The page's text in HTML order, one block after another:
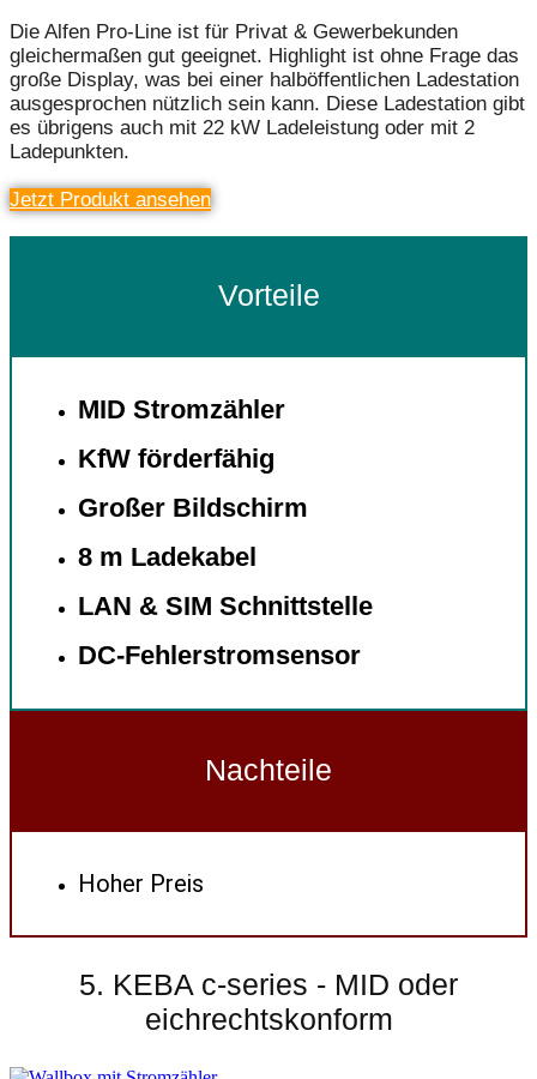
Die Alfen Pro-Line ist für Privat & Gewerbekunden
gleichermaßen gut geeignet. Highlight ist ohne Frage das
große Display, was bei einer halböffentlichen Ladestation
ausgesprochen nützlich sein kann. Diese Ladestation gibt
es übrigens auch mit 22 kW Ladeleistung oder mit 2
Ladepunkten.
Jetzt Produkt ansehen
Vorteile
MID Stromzähler
KfW förderfähig
Großer Bildschirm
8 m Ladekabel
LAN & SIM Schnittstelle
DC-Fehlerstromsensor
Nachteile
Hoher Preis
5. KEBA c-series - MID oder
eichrechtskonform